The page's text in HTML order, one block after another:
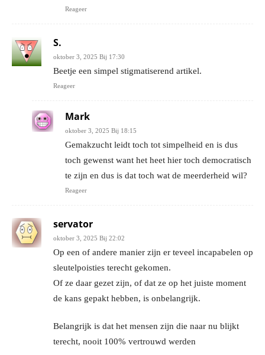
Reageer
S.
oktober 3, 2025 Bij 17:30
Beetje een simpel stigmatiserend artikel.
Reageer
Mark
oktober 3, 2025 Bij 18:15
Gemakzucht leidt toch tot simpelheid en is dus
toch gewenst want het heet hier toch democratisch
te zijn en dus is dat toch wat de meerderheid wil?
Reageer
servator
oktober 3, 2025 Bij 22:02
Op een of andere manier zijn er teveel incapabelen op
sleutelpoisties terecht gekomen.
Of ze daar gezet zijn, of dat ze op het juiste moment
de kans gepakt hebben, is onbelangrijk.
Belangrijk is dat het mensen zijn die naar nu blijkt
terecht, nooit 100% vertrouwd werden